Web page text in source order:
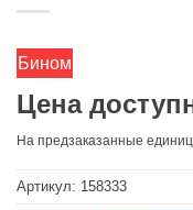
Бином
Цена
На предзаказанные
Артикул: 158333